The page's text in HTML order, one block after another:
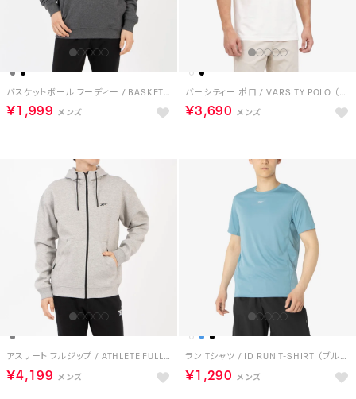
バスケットボール フーディー / BASKETBALL HOODIE （ダークグレー）
￥1,999
バーシティー ポロ / VARSITY POLO （チョーク）
￥3,690
アスリート フルジップ / ATHLETE FULL ZIP （ミディアムグレー）
￥4,199
ラン Tシャツ / ID RUN T-SHIRT （ブルー）
￥1,290